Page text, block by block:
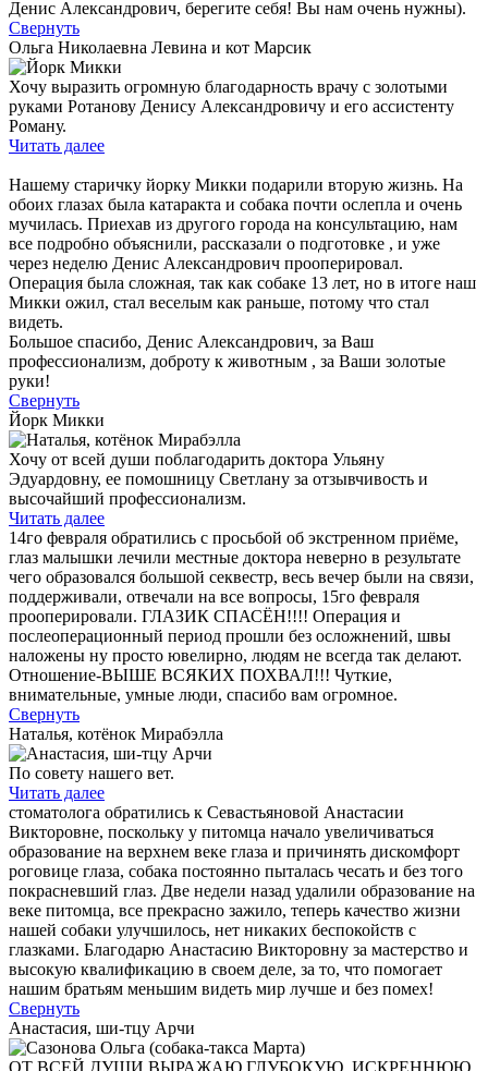
Денис Александрович, берегите себя! Вы нам очень нужны).
Свернуть
Ольга Николаевна Левина и кот Марсик
Хочу выразить огромную благодарность врачу с золотыми
руками Ротанову Денису Александровичу и его ассистенту
Роману.
Читать далее
Нашему старичку йорку Микки подарили вторую жизнь. На
обоих глазах была катаракта и собака почти ослепла и очень
мучилась. Приехав из другого города на консультацию, нам
все подробно объяснили, рассказали о подготовке , и уже
через неделю Денис Александрович прооперировал.
Операция была сложная, так как собаке 13 лет, но в итоге наш
Микки ожил, стал веселым как раньше, потому что стал
видеть.
Большое спасибо, Денис Александрович, за Ваш
профессионализм, доброту к животным , за Ваши золотые
руки!
Свернуть
Йорк Микки
Хочу от всей души поблагодарить доктора Ульяну
Эдуардовну, ее помошницу Светлану за отзывчивость и
высочайший профессионализм.
Читать далее
14го февраля обратились с просьбой об экстренном приёме,
глаз малышки лечили местные доктора неверно в результате
чего образовался большой секвестр, весь вечер были на связи,
поддерживали, отвечали на все вопросы, 15го февраля
прооперировали. ГЛАЗИК СПАСЁН!!!! Операция и
послеоперационный период прошли без осложнений, швы
наложены ну просто ювелирно, людям не всегда так делают.
Отношение-ВЫШЕ ВСЯКИХ ПОХВАЛ!!! Чуткие,
внимательные, умные люди, спасибо вам огромное.
Свернуть
Наталья, котёнок Мирабэлла
По совету нашего вет.
Читать далее
стоматолога обратились к Севастьяновой Анастасии
Викторовне, поскольку у питомца начало увеличиваться
образование на верхнем веке глаза и причинять дискомфорт
роговице глаза, собака постоянно пыталась чесать и без того
покрасневший глаз. Две недели назад удалили образование на
веке питомца, все прекрасно зажило, теперь качество жизни
нашей собаки улучшилось, нет никаких беспокойств с
глазками. Благодарю Анастасию Викторовну за мастерство и
высокую квалификацию в своем деле, за то, что помогает
нашим братьям меньшим видеть мир лучше и без помех!
Свернуть
Анастасия, ши-тцу Арчи